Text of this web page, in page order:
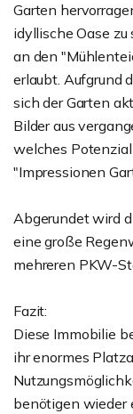
Garten
idyllische Oase
an den
erlaubt. Aufgrund
sich der Garten
Bilder aus
welches
"Impressionen
Abgerundet wird
eine große
mehreren PKW-
Fazit:
Diese Immobilie
ihr enormes
benötigen wieder